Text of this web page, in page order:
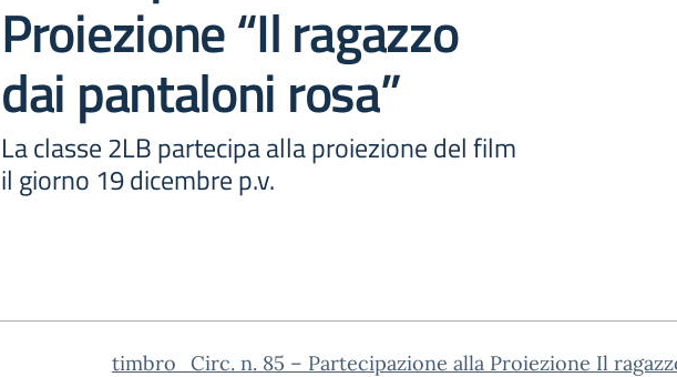
Proiezione “Il ragazzo
dai pantaloni rosa”
La classe 2LB partecipa alla proiezione del film
il giorno 19 dicembre p.v.
timbro_Circ. n. 85 – Partecipazione alla Proiezione Il